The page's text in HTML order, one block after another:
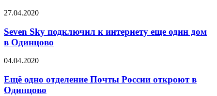
27.04.2020
Seven Sky подключил к интернету еще один дом
в Одинцово
04.04.2020
Ещё одно отделение Почты России откроют в
Одинцово